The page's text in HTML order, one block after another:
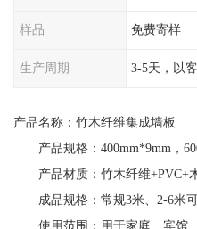
样品 免费寄样
生产周期 3-5天，以
产品名称：竹木纤维集成墙板
产品规格：400mm*9mm，
产品材质：竹木纤维+PVC+
成品规格：常规3米、2-6米
使用范围：用于家庭、宾馆